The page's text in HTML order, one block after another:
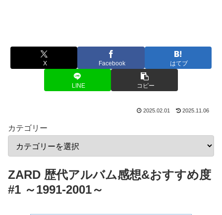
X Facebook はてブ
LINE コピー
2025.02.01 2025.11.06
カテゴリー
ZARD 歴代アルバム感想&おすすめ度
#1 ～1991-2001～